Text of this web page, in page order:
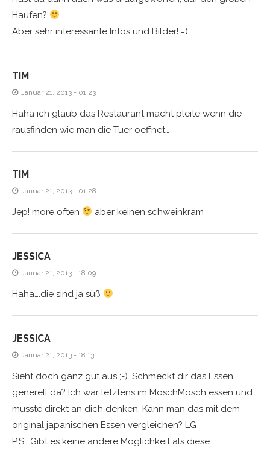
Haufen?
Aber sehr interessante Infos und Bilder! =)
TIM
Januar 21, 2013 - 01:23
Haha ich glaub das Restaurant macht pleite wenn die
rausfinden wie man die Tuer oeffnet…
TIM
Januar 21, 2013 - 01:28
Jep! more often aber keinen schweinkram
JESSICA
Januar 21, 2013 - 18:09
Haha….die sind ja süß
JESSICA
Januar 21, 2013 - 18:13
Sieht doch ganz gut aus ;-). Schmeckt dir das Essen
generell da? Ich war letztens im MoschMosch essen und
musste direkt an dich denken. Kann man das mit dem
original japanischen Essen vergleichen? LG
P.S.: Gibt es keine andere Möglichkeit als diese